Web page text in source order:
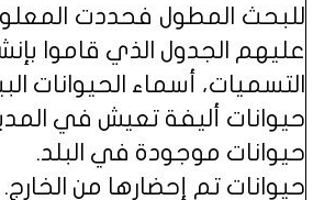
للبحث المطول فحددت
عليهم الجدول الذي قاموا
التسميات، أسماء الحيوانات
حيوانات أليفة تعيش في
حيوانات موجودة في البلد.
حيوانات تم إحضارها من الخارج.